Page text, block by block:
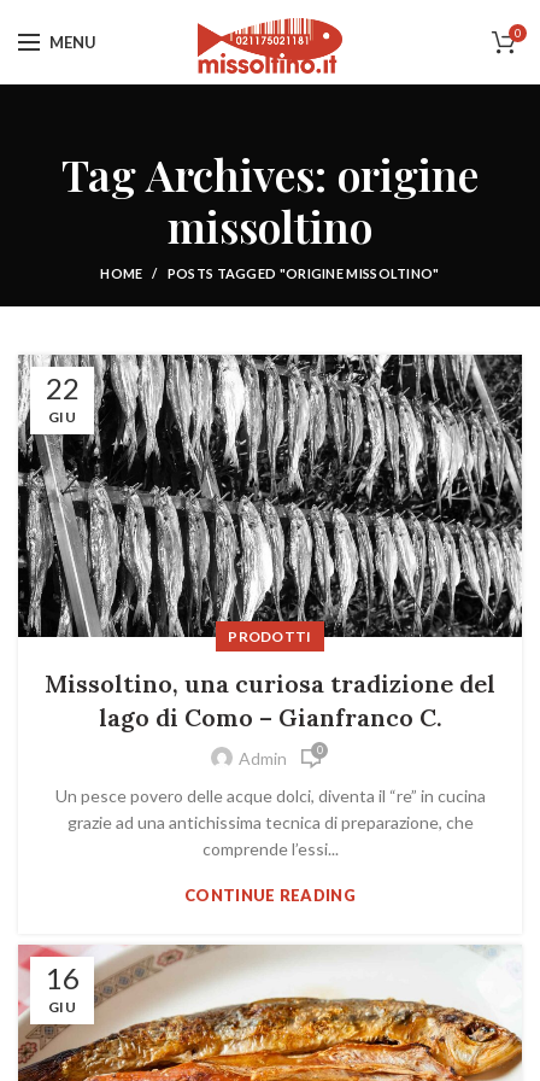
MENU 0
Tag Archives: origine
missoltino
HOME POSTS TAGGED "ORIGINE MISSOLTINO"
22
GIU
PRODOTTI
Missoltino, una curiosa tradizione del
lago di Como – Gianfranco C.
Admin 0
Un pesce povero delle acque dolci, diventa il “re” in cucina
grazie ad una antichissima tecnica di preparazione, che
comprende l’essi...
CONTINUE READING
16
GIU